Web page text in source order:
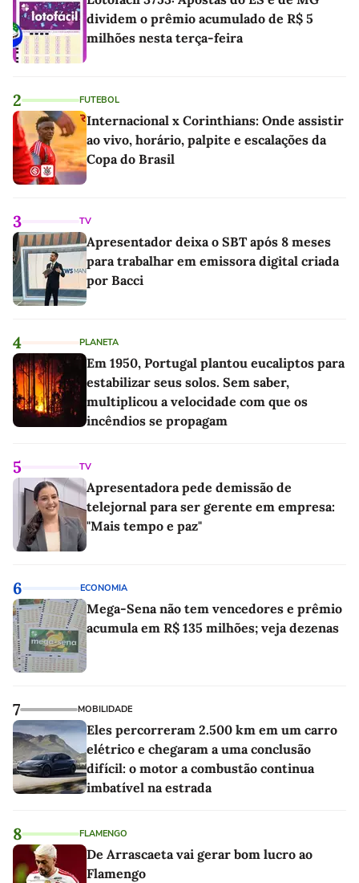
dividem o prêmio acumulado de R$ 5
milhões nesta terça-feira
2 FUTEBOL
Internacional x Corinthians: Onde assistir
ao vivo, horário, palpite e escalações da
Copa do Brasil
3 TV
Apresentador deixa o SBT após 8 meses
para trabalhar em emissora digital criada
por Bacci
4 PLANETA
Em 1950, Portugal plantou eucaliptos para
estabilizar seus solos. Sem saber,
multiplicou a velocidade com que os
incêndios se propagam
5 TV
Apresentadora pede demissão de
telejornal para ser gerente em empresa:
"Mais tempo e paz"
6 ECONOMIA
Mega-Sena não tem vencedores e prêmio
acumula em R$ 135 milhões; veja dezenas
7 MOBILIDADE
Eles percorreram 2.500 km em um carro
elétrico e chegaram a uma conclusão
difícil: o motor a combustão continua
imbatível na estrada
8 FLAMENGO
De Arrascaeta vai gerar bom lucro ao
Flamengo